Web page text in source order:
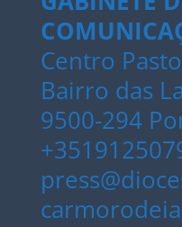
Centro
Bairro das
9500-294